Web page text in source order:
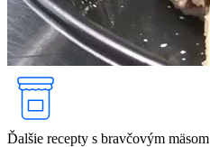
Ďalšie recepty s bravčovým mäsom